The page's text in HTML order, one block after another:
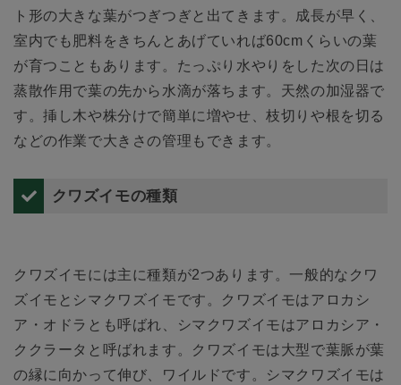
ト形の大きな葉がつぎつぎと出てきます。成長が早く、
室内でも肥料をきちんとあげていれば60cmくらいの葉
が育つこともあります。たっぷり水やりをした次の日は
蒸散作用で葉の先から水滴が落ちます。天然の加湿器で
す。挿し木や株分けで簡単に増やせ、枝切りや根を切る
などの作業で大きさの管理もできます。
クワズイモの種類
クワズイモには主に種類が2つあります。一般的なクワ
ズイモとシマクワズイモです。クワズイモはアロカシ
ア・オドラとも呼ばれ、シマクワズイモはアロカシア・
ククラータと呼ばれます。クワズイモは大型で葉脈が葉
の縁に向かって伸び、ワイルドです。シマクワズイモは